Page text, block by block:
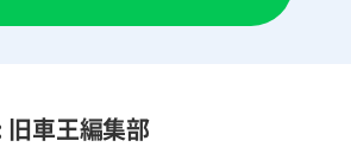
旧車王編集部